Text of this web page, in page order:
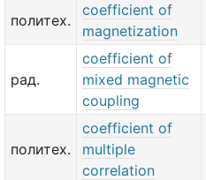
политех.
coefficient of
magnetization
рад.
coefficient of
mixed magnetic
coupling
политех.
coefficient of
multiple
correlation